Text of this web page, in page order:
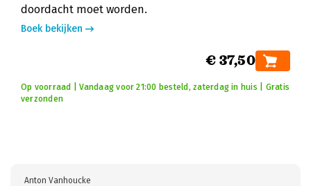
doordacht moet worden.
Boek bekijken
€ 37,50
Op voorraad | Vandaag voor 21:00 besteld, zaterdag in huis | Gratis
verzonden
Anton Vanhoucke